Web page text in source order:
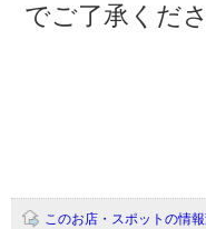
でご了承くださ
このお店・スポットの情